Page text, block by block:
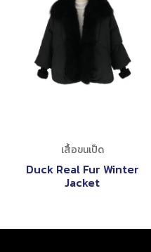
เสื้อขนเป็ด
Duck Real Fur Winter
Jacket